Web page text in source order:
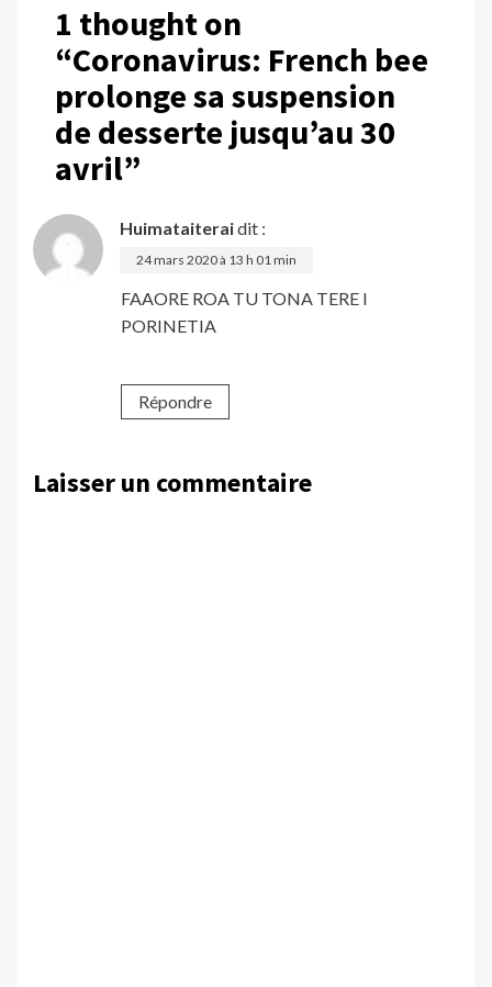
1 thought on
“Coronavirus: French bee
prolonge sa suspension
de desserte jusqu’au 30
avril”
Huimataiteraidit :
24 mars 2020 à 13 h 01 min
FAAORE ROA TU TONA TERE I
PORINETIA
Répondre
Laisser un commentaire